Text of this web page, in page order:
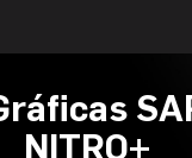
NITRO+